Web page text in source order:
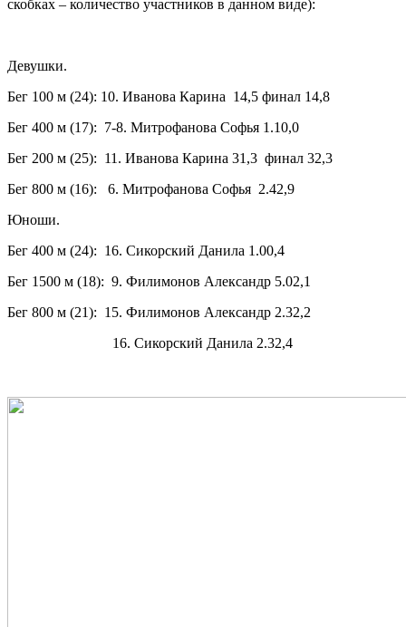
скобках – количество участников в данном виде):
Девушки.
Бег 100 м (24): 10. Иванова Карина 14,5 финал 14,8
Бег 400 м (17): 7-8. Митрофанова Софья 1.10,0
Бег 200 м (25): 11. Иванова Карина 31,3 финал 32,3
Бег 800 м (16): 6. Митрофанова Софья 2.42,9
Юноши.
Бег 400 м (24): 16. Сикорский Данила 1.00,4
Бег 1500 м (18): 9. Филимонов Александр 5.02,1
Бег 800 м (21): 15. Филимонов Александр 2.32,2
16. Сикорский Данила 2.32,4